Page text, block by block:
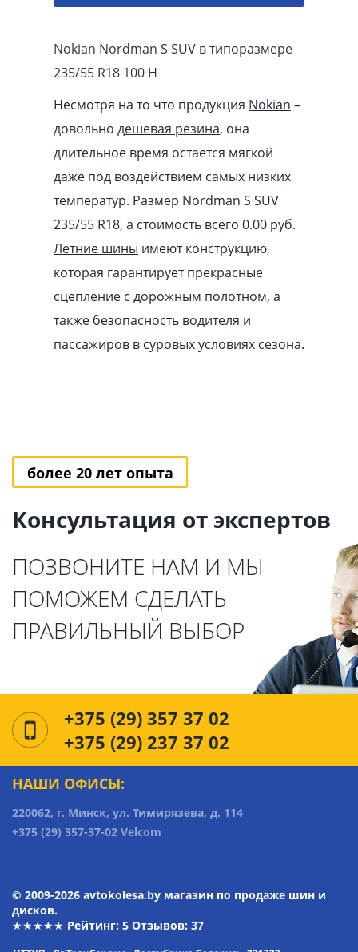
Nokian Nordman S SUV в типоразмере
235/55 R18 100 H
Несмотря на то что продукция Nokian –
довольно дешевая резина, она
длительное время остается мягкой
даже под воздействием самых низких
температур. Размер Nordman S SUV
235/55 R18, а стоимость всего 0.00 pуб.
Летние шины имеют конструкцию,
которая гарантирует прекрасные
сцепление с дорожным полотном, а
также безопасность водителя и
пассажиров в суровых условиях сезона.
более 20 лет опыта
Консультация от экспертов
ПОЗВОНИТЕ НАМ И МЫ
ПОМОЖЕМ СДЕЛАТЬ
ПРАВИЛЬНЫЙ ВЫБОР
+375 (29) 357 37 02
+375 (29) 237 37 02
НАШИ ОФИСЫ:
220062, г. Минск, ул. Тимирязева, д. 114
+375 (29) 357-37-02 Velcom
© 2009-2026 avtokolesa.by магазин по продаже шин и
дисков.
★★★★★ Рейтинг: 5 Отзывов: 37